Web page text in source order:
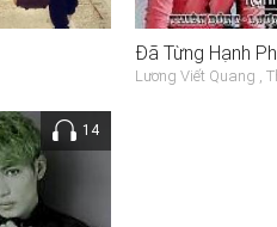
Đã Từng Hạnh
Lương Viết Quang ,
14